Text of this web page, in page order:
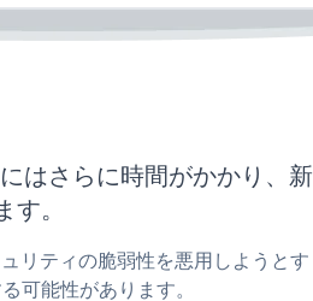
はさらに時間がかかり、新
。
リティの脆弱性を悪用しようとす
可能性があります。